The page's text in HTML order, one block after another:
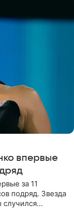
впервые
за 11
подряд. Звезда
случился